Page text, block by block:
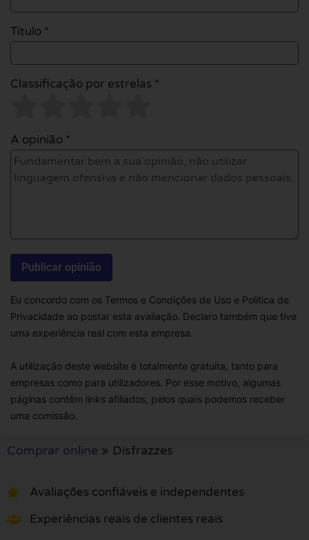
Título *
Classificação por estrelas *
A opinião *
Eu concordo com os Termos e Condições de Uso e Política de
Privacidade ao postar esta avaliação. Declaro também que tive
uma experiência real com esta empresa.
A utilização deste website é totalmente gratuita, tanto para
empresas como para utilizadores. Por esse motivo, algumas
páginas contêm links afiliados, pelos quais podemos receber
uma comissão.
Comprar online » Disfrazzes
Avaliações confiáveis e independentes
Experiências reais de clientes reais